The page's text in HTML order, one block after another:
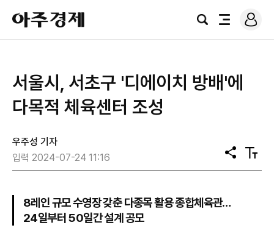
아
주
경
검
전
로
그
서울시, 서초구 '디에이치 방배'에
다목적 체육센터 조성
우주성 기자
입력 2024-07-24 11:16
공
유
텍
스
8레인 규모 수영장 갖춘 다종목 활용 종합체육관…
24일부터 50일간 설계 공모